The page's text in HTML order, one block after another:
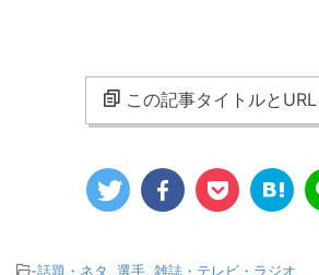
この記事タイトルと
-話題・ネタ, 選手, 雑誌・テレビ・ラジオ